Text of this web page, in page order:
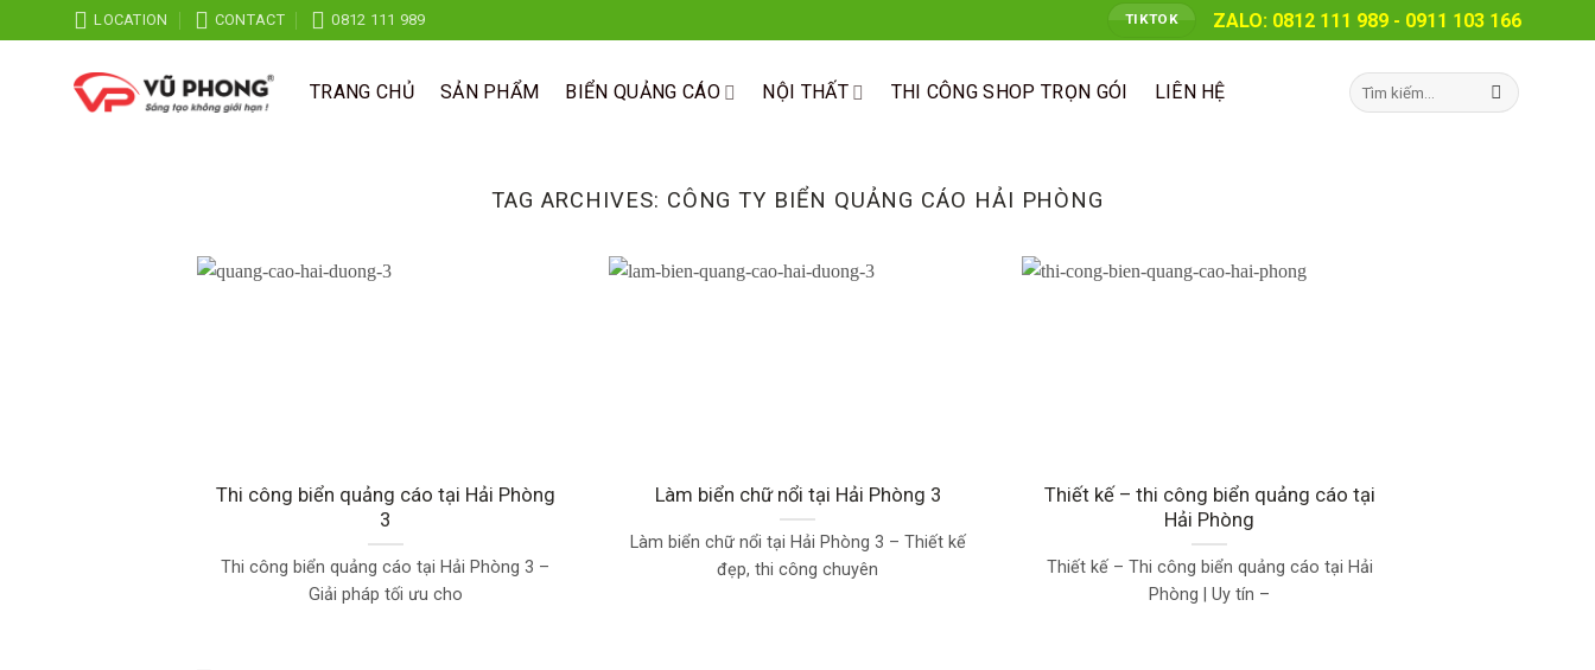
to
LOCATION CONTACT 0812 111 989 TIKTOK ZALO: 0812 111 989 - 0911 103 166
TRANG CHỦ SẢN PHẨM BIỂN QUẢNG CÁO NỘI THẤT THI CÔNG SHOP TRỌN GÓI LIÊN HỆ
Tìm
kiếm:
TAG ARCHIVES: CÔNG TY BIỂN QUẢNG CÁO HẢI PHÒNG
Thi công biển quảng cáo tại Hải Phòng
3
Thi công biển quảng cáo tại Hải Phòng 3 –
Giải pháp tối ưu cho
Làm biển chữ nổi tại Hải Phòng 3
Làm biển chữ nổi tại Hải Phòng 3 – Thiết kế
đẹp, thi công chuyên
Thiết kế – thi công biển quảng cáo tại
Hải Phòng
Thiết kế – Thi công biển quảng cáo tại Hải
Phòng | Uy tín –